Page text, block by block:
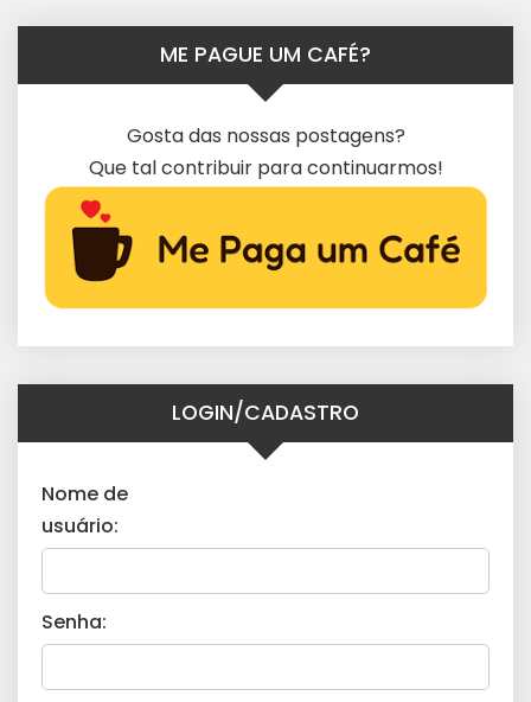
ME PAGUE UM CAFÉ?
Gosta das nossas postagens?
Que tal contribuir para continuarmos!
LOGIN/CADASTRO
Nome de
usuário:
Senha: